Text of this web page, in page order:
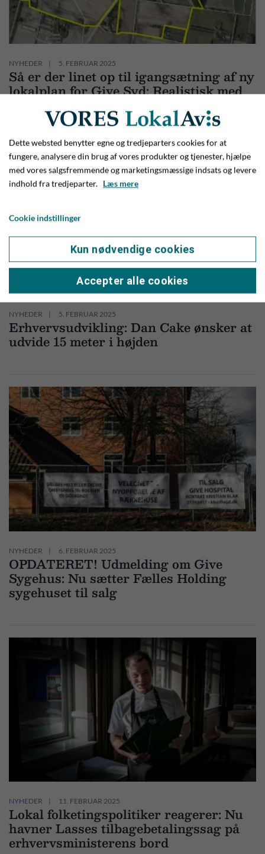
NYHEDER 5. FEBRUAR 2025
Så er der linet op til igangsætning af ny
lokalplan for Give Syd: Realistisk med
fodboldbaner ved Sdr. Ringvej
NYHEDER 5. FEBRUAR 2025
Erhvervsudvikling: Dan Cake ønsker at
udvide 15 meter i højden
NYHEDER 6. FEBRUAR 2025
OPDATERET! Udmelding om Give
Sygehus: Nu sætter Fælles Holding
sygehuset til salg
NYHEDER 11. FEBRUAR 2025
Lokal folketingspolitiker reagerer: Nu
havner Lasses tilbagebetalingssag på
erhvervsministerens bord
Dette websted benytter egne og tredjeparters cookies for at
fungere, analysere din brug af vores produkter og tjenester, hjælpe
med vores salgsfremmende og marketingsmæssige indsats og levere
indhold fra tredjeparter. Læs mere
Cookie indstillinger
Kun nødvendige cookies
Accepter alle cookies